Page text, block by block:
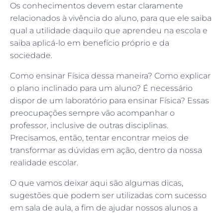
Os conhecimentos devem estar claramente
relacionados à vivência do aluno, para que ele saiba
qual a utilidade daquilo que aprendeu na escola e
saiba aplicá-lo em benefício próprio e da
sociedade.
Como ensinar Física dessa maneira? Como explicar
o plano inclinado para um aluno? É necessário
dispor de um laboratório para ensinar Física? Essas
preocupações sempre vão acompanhar o
professor, inclusive de outras disciplinas.
Precisamos, então, tentar encontrar meios de
transformar as dúvidas em ação, dentro da nossa
realidade escolar.
O que vamos deixar aqui são algumas dicas,
sugestões que podem ser utilizadas com sucesso
em sala de aula, a fim de ajudar nossos alunos a